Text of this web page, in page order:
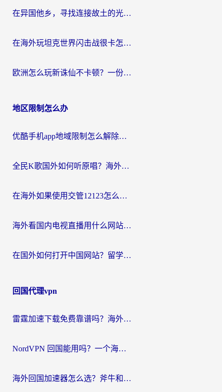
在异国他乡，寻找连接故土的光明大陆免费加速器
在海外玩坦克世界闪击战很卡怎么办？老玩家亲测有效的加速器选择指南
欧洲怎么玩新诛仙不卡顿？一份给海外游子的国服游戏畅玩指南
地区限制怎么办
优酷手机app地域限制怎么解除？海外党亲测有效的追剧方案
全民K歌国外如何听原唱？海外党亲测有效的回国加速器选择指南
在海外如果使用交管12123怎么处理？留学生亲测有效的回国加速方案
海外看国内电视直播用什么网站比较好？一篇解决你所有追剧难题的实用指南
在国外如何打开中国网站？留学生与海外华人的无缝访问指南
回国代理vpn
雷霆加速下载免费靠谱吗？海外党选回国加速器的避坑指南（附热门工具对比）
NordVPN 回国能用吗？一个海外用户必须面对的真实困境
海外回国加速器怎么选？斧牛和海龟哪个好？一篇帮你避开坑的实用指南